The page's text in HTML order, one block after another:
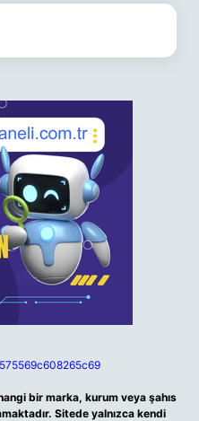
bir marka, kurum veya şahıs
Sitede yalnızca kendi